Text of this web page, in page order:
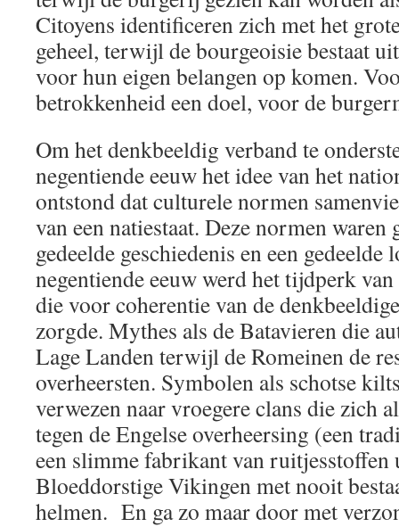
Citoyens identificeren zich met het
geheel, terwijl de bourgeoisie bestaat
voor hun eigen belangen op komen.
betrokkenheid een doel, voor de
Om het denkbeeldig verband te
negentiende eeuw het idee van het
ontstond dat culturele normen
van een natiestaat. Deze normen waren
gedeelde geschiedenis en een
negentiende eeuw werd het tijdperk
die voor coherentie van de
zorgde. Mythes als de Batavieren die
Lage Landen terwijl de Romeinen de
overheersten. Symbolen als schotse
verwezen naar vroegere clans die zich
tegen de Engelse overheersing (een
een slimme fabrikant van ruitjesstoffen
Bloeddorstige Vikingen met nooit
helmen. En ga zo maar door met